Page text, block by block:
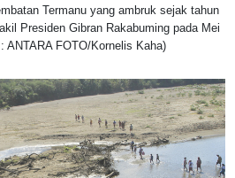
Termanu yang ambruk sejak tahun
Presiden Gibran Rakabuming pada Mei
ANTARA FOTO/Kornelis Kaha)